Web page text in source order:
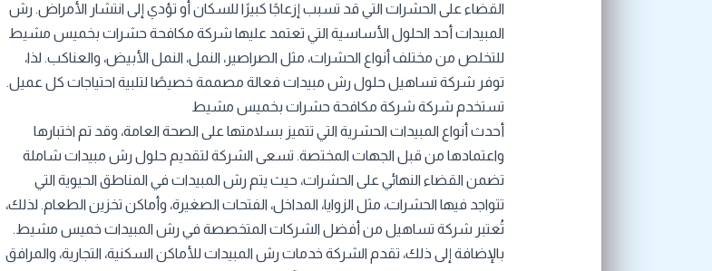
القضاء على الحشرات التي قد تسبب إزعاجًا كبيرًا للسكان أو تؤدي إلى انتشار الأمراض. رش
المبيدات أحد الحلول الأساسية التي تعتمد عليها شركة مكافحة حشرات بخميس مشيط
للتخلص من مختلف أنواع الحشرات، مثل الصراصير، النمل، النمل الأبيض، والعناكب. لذا،
توفر شركة تساهيل حلول رش مبيدات فعالة مصممة خصيصًا لتلبية احتياجات كل عميل.
تستخدم شركة شركة مكافحة حشرات بخميس مشيط
أحدث أنواع المبيدات الحشرية التي تتميز بسلامتها على الصحة العامة، وقد تم اختبارها
واعتمادها من قبل الجهات المختصة. تسعى الشركة لتقديم حلول رش مبيدات شاملة
تضمن القضاء النهائي على الحشرات، حيث يتم رش المبيدات في المناطق الحيوية التي
تتواجد فيها الحشرات، مثل الزوايا، المداخل، الفتحات الصغيرة، وأماكن تخزين الطعام. لذلك،
تُعتبر شركة تساهيل من أفضل الشركات المتخصصة في رش المبيدات خميس مشيط.
بالإضافة إلى ذلك، تقدم الشركة خدمات رش المبيدات للأماكن السكنية، التجارية، والمرافق